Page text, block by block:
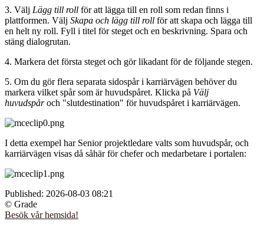
3. Välj Lägg till roll för att lägga till en roll som redan finns i
plattformen. Välj Skapa och lägg till roll för att skapa och lägga till
en helt ny roll. Fyll i titel för steget och en beskrivning. Spara och
stäng dialogrutan.
4. Markera det första steget och gör likadant för de följande stegen.
5. Om du gör flera separata sidospår i karriärvägen behöver du
markera vilket spår som är huvudspåret. Klicka på Välj
huvudspåroch "slutdestination" för huvudspåret i karriärvägen.
I detta exempel har Senior projektledare valts som huvudspår, och
karriärvägen visas då såhär för chefer och medarbetare i portalen:
Published: 2026-08-03 08:21
© Grade
Besök vår hemsida!